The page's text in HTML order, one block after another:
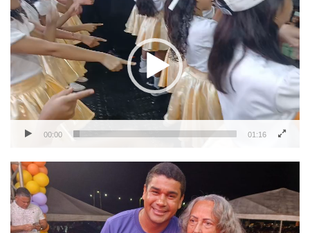
de
vídeo
00:00 01:16